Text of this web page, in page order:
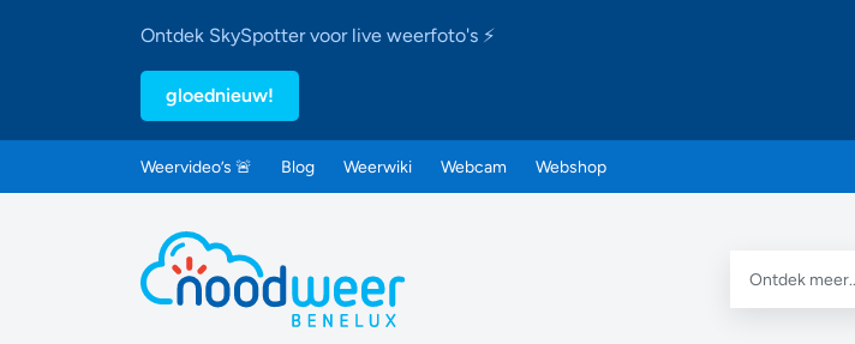
Ontdek SkySpotter voor live weerfoto's ⚡
gloednieuw!
Weervideo’s 🚨 Blog Weerwiki Webcam Webshop